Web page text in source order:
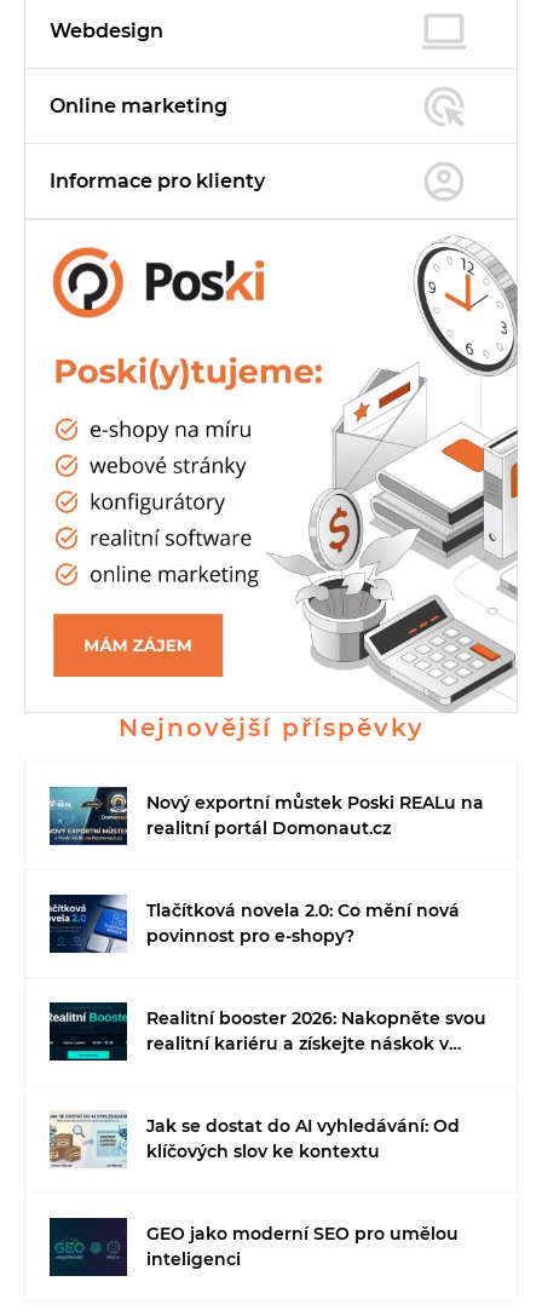
Webdesign
Online marketing
Informace pro klienty
Nejnovější příspěvky
Nový exportní můstek Poski REALu na
realitní portál Domonaut.cz
Tlačítková novela 2.0: Co mění nová
povinnost pro e-shopy?
Realitní booster 2026: Nakopněte svou
realitní kariéru a získejte náskok v
Jak se dostat do AI vyhledávání: Od
klíčových slov ke kontextu
GEO jako moderní SEO pro umělou
inteligenci